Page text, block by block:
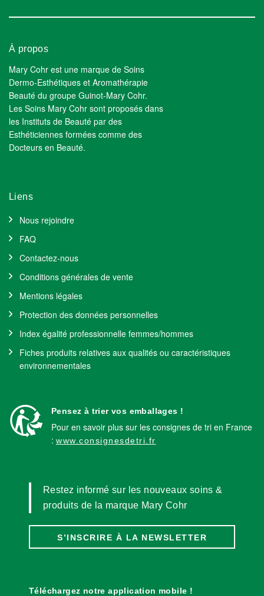
À propos
Mary Cohr est une marque de Soins
Dermo-Esthétiques et Aromathérapie
Beauté du groupe Guinot-Mary Cohr.
Les Soins Mary Cohr sont proposés dans
les Instituts de Beauté par des
Esthéticiennes formées comme des
Docteurs en Beauté.
Liens
Nous rejoindre
FAQ
Contactez-nous
Conditions générales de vente
Mentions légales
Protection des données personnelles
Index égalité professionnelle femmes/hommes
Fiches produits relatives aux qualités ou caractéristiques
environnementales
Pensez à trier vos emballages !
Pour en savoir plus sur les consignes de tri en France
: www.consignesdetri.fr
Restez informé sur les nouveaux soins &
produits de la marque Mary Cohr
S’INSCRIRE À LA NEWSLETTER
Téléchargez notre application mobile !